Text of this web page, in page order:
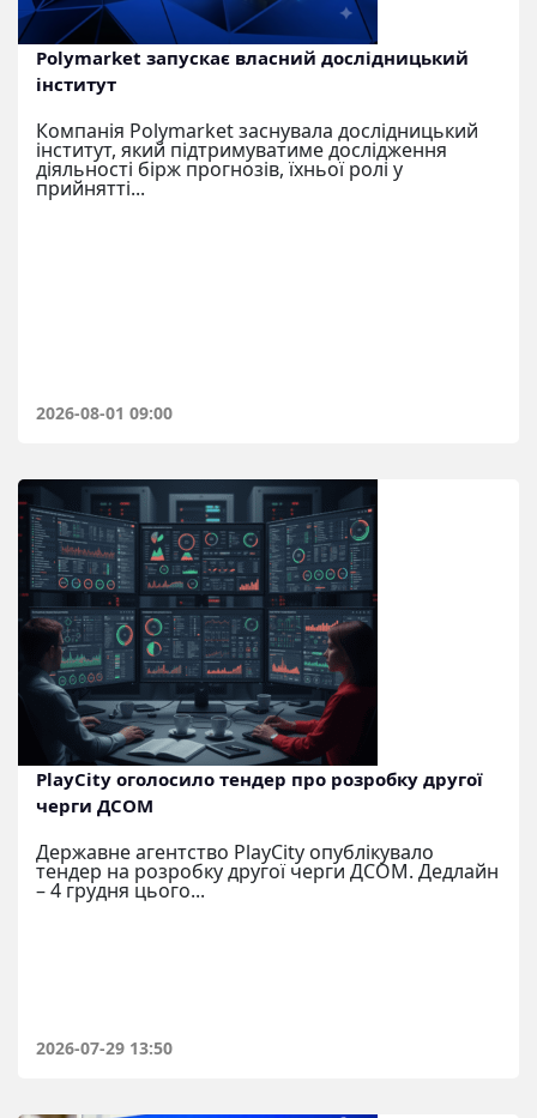
Polymarket запускає власний дослідницький
інститут
Компанія Polymarket заснувала дослідницький
інститут, який підтримуватиме дослідження
діяльності бірж прогнозів, їхньої ролі у
прийнятті...
2026-08-01 09:00
PlayCity оголосило тендер про розробку другої
черги ДСОМ
Державне агентство PlayCity опублікувало
тендер на розробку другої черги ДСОМ. Дедлайн
– 4 грудня цього...
2026-07-29 13:50